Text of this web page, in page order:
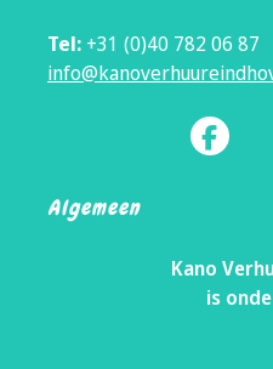
Tel: +31 (0)40 782 06 87
Algemeen
Kano
is